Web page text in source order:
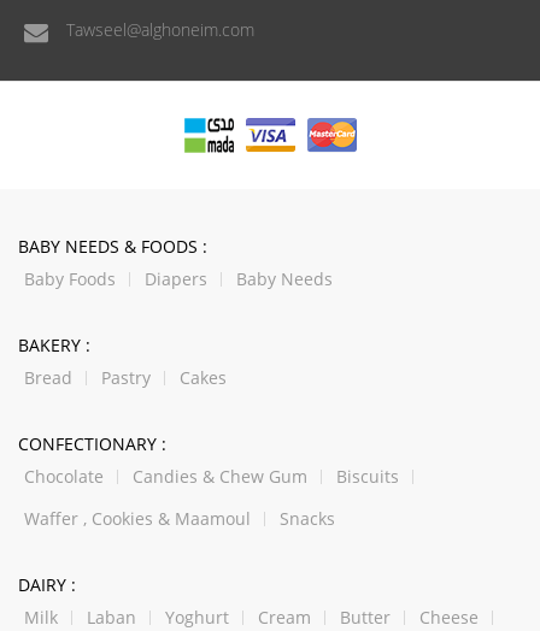
Tawseel@alghoneim.com
BABY NEEDS & FOODS :
Baby Foods
Diapers Baby Needs
BAKERY :
Bread
Pastry Cakes
CONFECTIONARY :
Chocolate
Candies & Chew Gum
Biscuits
Waffer , Cookies & Maamoul
Snacks
DAIRY :
Milk
Laban Yoghurt Cream Butter Cheese